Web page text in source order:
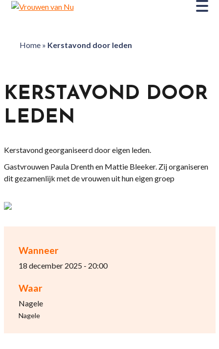
Home» Kerstavond door leden
Wanneer
18 december 2025 - 20:00
Waar
Nagele
Nagele
KERSTAVOND DOOR
LEDEN
Kerstavond georganiseerd door eigen leden.
Gastvrouwen Paula Drenth en Mattie Bleeker. Zij organiseren
dit gezamenlijk met de vrouwen uit hun eigen groep